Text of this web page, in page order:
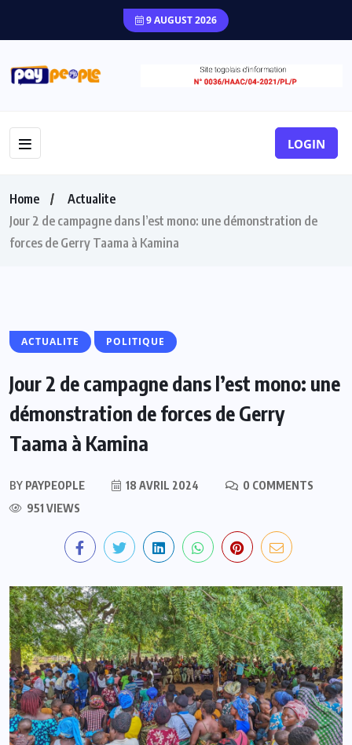
9 AUGUST 2026
LOGIN
Home
Actualite
Jour 2 de campagne dans l’est mono: une démonstration de
forces de Gerry Taama à Kamina
ACTUALITE POLITIQUE
Jour 2 de campagne dans l’est mono: une
démonstration de forces de Gerry
Taama à Kamina
BY PAYPEOPLE 18 AVRIL 2024
0 COMMENTS
951 VIEWS